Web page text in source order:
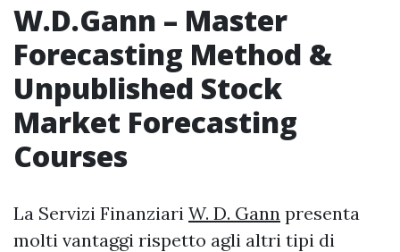
W.D.Gann – Master
Forecasting Method &
Unpublished Stock
Market Forecasting
Courses
La Servizi Finanziari W. D. Gann presenta
molti vantaggi rispetto agli altri tipi di